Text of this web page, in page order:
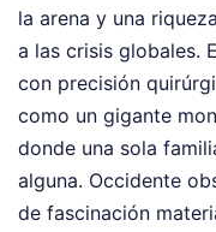
la arena y una
a las crisis globales.
con precisión
como un gigante
donde una sola
alguna. Occidente
de fascinación